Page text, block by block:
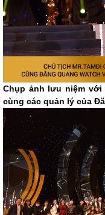
Chụp ảnh lưu niệm
cùng các quản lý của